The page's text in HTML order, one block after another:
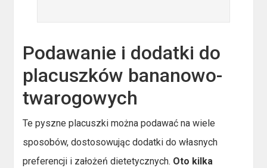
Podawanie i dodatki do
placuszków bananowo-
twarogowych
Te pyszne placuszki można podawać na wiele
sposobów, dostosowując dodatki do własnych
preferencji i założeń dietetycznych. Oto kilka